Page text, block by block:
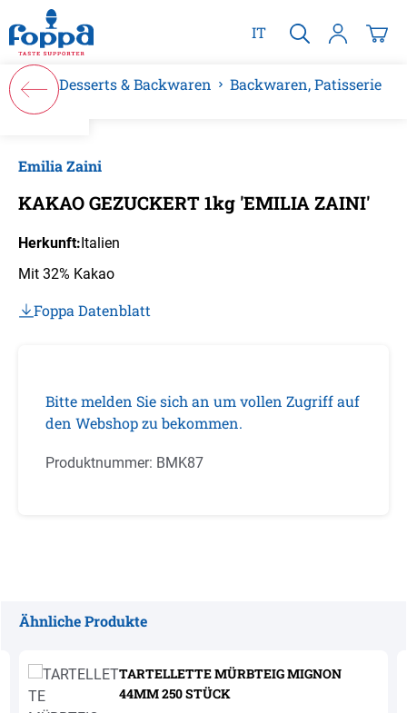
springen
IT
Desserts & Backwaren Backwaren, Patisserie
Emilia Zaini
KAKAO GEZUCKERT 1kg 'EMILIA ZAINI'
Herkunft:Italien
Mit 32% Kakao
Foppa Datenblatt
Bitte melden Sie sich an um vollen Zugriff auf
den Webshop zu bekommen.
Produktnummer: BMK87
Ähnliche Produkte
TARTELLETTE MÜRBTEIG MIGNON
44MM 250 STÜCK